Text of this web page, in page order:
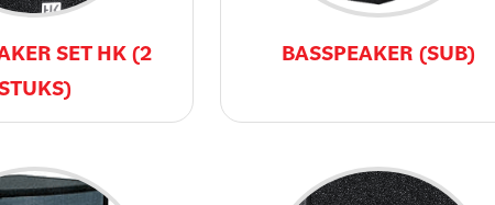
SET HK (2
BASSPEAKER (SUB)